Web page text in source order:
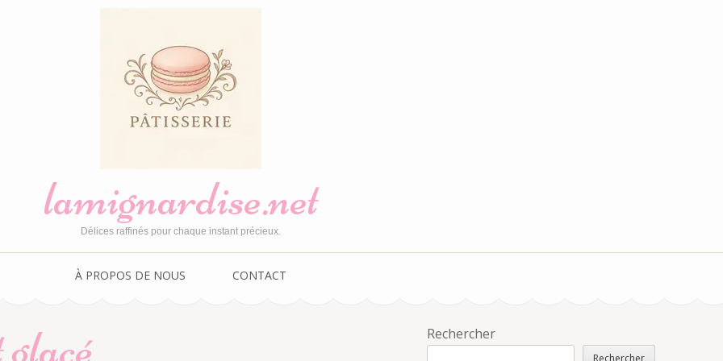
lamignardise.net
Délices raffinés pour chaque instant précieux.
À PROPOS DE NOUS CONTACT
Rechercher